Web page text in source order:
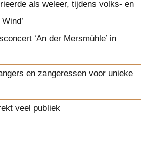
als weleer, tijdens volks- en
‘An der Mersmühle’ in
en zangeressen voor unieke
veel publiek